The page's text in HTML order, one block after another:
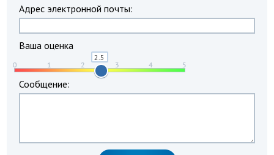
Адрес электронной почты:
Ваша оценка
Сообщение: